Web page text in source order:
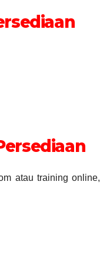
atau training online,